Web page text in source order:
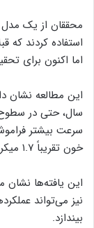
محققان از یک
استفاده کردند که
اما اکنون برای
سال، حتی در سطوح
سرعت بیشتر
خون تقریباً ۱.۷ میکروگرم در دسی‌لیتر است.
این یافته‌ها
نیز می‌تواند
بیندازد.